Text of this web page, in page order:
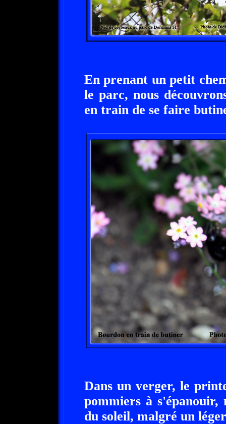
En prenant un petit
le parc, nous
en train de se faire
Dans un verger, le
pommiers à s'épanouir,
du soleil, malgré un